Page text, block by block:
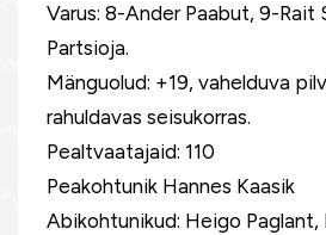
Varus: 8-Ander Paabut, 9-Rait
Partsioja.
Mänguolud: +19, vahelduva
rahuldavas seisukorras.
Pealtvaatajaid: 110
Peakohtunik Hannes Kaasik
Abikohtunikud: Heigo Paglant,